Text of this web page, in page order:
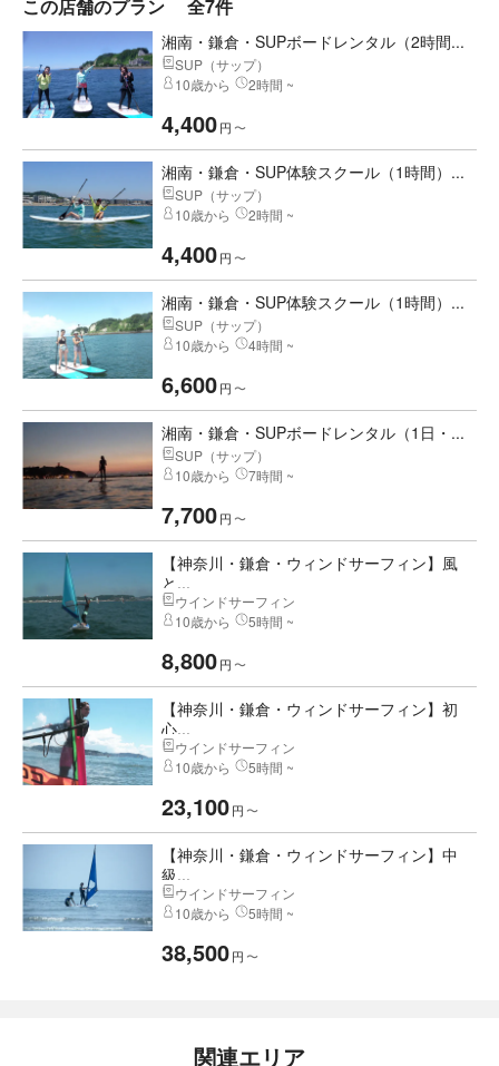
この店舗のプラン 全7件
湘南・鎌倉・SUPボードレンタル（2時間...
SUP（サップ）
10歳から
2時間 ~
4,400円 〜
湘南・鎌倉・SUP体験スクール（1時間）...
SUP（サップ）
10歳から
2時間 ~
4,400円 〜
湘南・鎌倉・SUP体験スクール（1時間）...
SUP（サップ）
10歳から
4時間 ~
6,600円 〜
湘南・鎌倉・SUPボードレンタル（1日・...
SUP（サップ）
10歳から
7時間 ~
7,700円 〜
【神奈川・鎌倉・ウィンドサーフィン】風
と...
ウインドサーフィン
10歳から
5時間 ~
8,800円 〜
【神奈川・鎌倉・ウィンドサーフィン】初
心...
ウインドサーフィン
10歳から
5時間 ~
23,100円 〜
【神奈川・鎌倉・ウィンドサーフィン】中
級...
ウインドサーフィン
10歳から
5時間 ~
38,500円 〜
関連エリア